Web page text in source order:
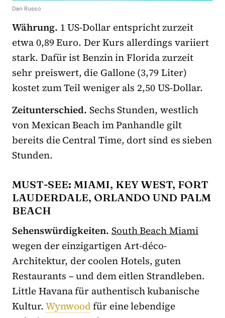
Dan Russo
Währung. 1 US-Dollar entspricht zurzeit
etwa 0,89 Euro. Der Kurs allerdings variiert
stark. Dafür ist Benzin in Florida zurzeit
sehr preiswert, die Gallone (3,79 Liter)
kostet zum Teil weniger als 2,50 US-Dollar.
Zeitunterschied. Sechs Stunden, westlich
von Mexican Beach im Panhandle gilt
bereits die Central Time, dort sind es sieben
Stunden.
MUST-SEE: MIAMI, KEY WEST, FORT
LAUDERDALE, ORLANDO UND PALM
BEACH
Sehenswürdigkeiten. South Beach Miami
wegen der einzigartigen Art-déco-
Architektur, der coolen Hotels, guten
Restaurants – und dem eitlen Strandleben.
Little Havana für authentisch kubanische
Kultur.Wynwoodfür eine lebendige